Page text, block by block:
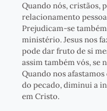
Quando nós, cristãos,
relacionamento
Prejudicam-se
ministério. Jesus nos
pode dar fruto de si
assim também vós, se
Quando nos
do pecado, diminui a
em Cristo.